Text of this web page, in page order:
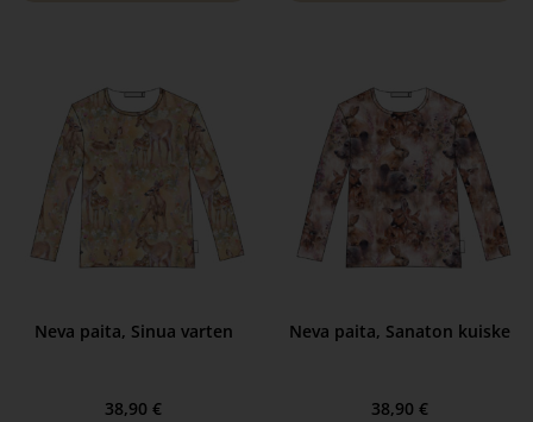
Neva paita, Sinua varten
38,90 €
Neva paita, Sanaton kuiske
38,90 €